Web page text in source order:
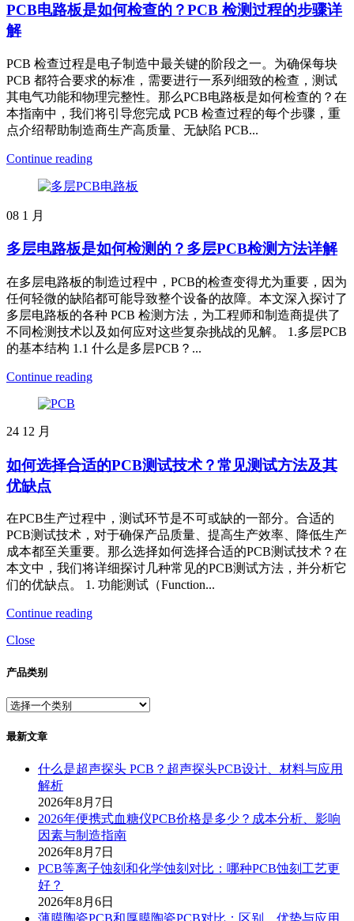
PCB电路板是如何检查的？PCB 检测过程的步骤详
解
PCB 检查过程是电子制造中最关键的阶段之一。为确保每块
PCB 都符合要求的标准，需要进行一系列细致的检查，测试
其电气功能和物理完整性。那么PCB电路板是如何检查的？在
本指南中，我们将引导您完成 PCB 检查过程的每个步骤，重
点介绍帮助制造商生产高质量、无缺陷 PCB...
Continue reading
08 1 月
多层电路板是如何检测的？多层PCB检测方法详解
在多层电路板的制造过程中，PCB的检查变得尤为重要，因为
任何轻微的缺陷都可能导致整个设备的故障。本文深入探讨了
多层电路板的各种 PCB 检测方法，为工程师和制造商提供了
不同检测技术以及如何应对这些复杂挑战的见解。 1.多层PCB
的基本结构 1.1 什么是多层PCB？...
Continue reading
24 12 月
如何选择合适的PCB测试技术？常见测试方法及其
优缺点
在PCB生产过程中，测试环节是不可或缺的一部分。合适的
PCB测试技术，对于确保产品质量、提高生产效率、降低生产
成本都至关重要。那么选择如何选择合适的PCB测试技术？在
本文中，我们将详细探讨几种常见的PCB测试方法，并分析它
们的优缺点。 1. 功能测试（Function...
Continue reading
Close
产品类别
最新文章
什么是超声探头 PCB？超声探头PCB设计、材料与应用
解析
2026年8月7日
2026年便携式血糖仪PCB价格是多少？成本分析、影响
因素与制造指南
2026年8月7日
PCB等离子蚀刻和化学蚀刻对比：哪种PCB蚀刻工艺更
好？
2026年8月6日
薄膜陶瓷PCB和厚膜陶瓷PCB对比：区别、优势与应用